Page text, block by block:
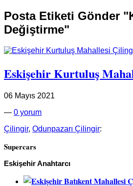
Posta Etiketi Gönder
Değiştirme"
Eskişehir Kurtuluş
06 Mayıs 2021
— 0 yorum
Çilingir, Odunpazarı Çilingir:
Supercars
Eskişehir Anahtarcı